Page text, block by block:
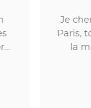
sur
bien passé. De
jusqu’à la
qui fait gagner
ne fait pas
ce qui est
recommande